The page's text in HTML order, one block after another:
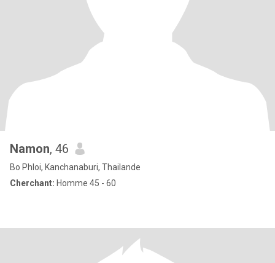
Namon, 46
Bo Phloi, Kanchanaburi, Thailande
Cherchant: Homme 45 - 60